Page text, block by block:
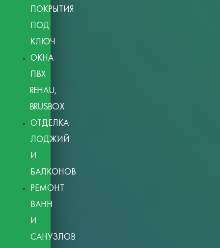
ПОКРЫТИЯ
ПОД
КЛЮЧ
ОКНА
ПВХ
REHAU,
BRUSBOX
ОТДЕЛКА
ЛОДЖИЙ
И
БАЛКОНОВ
РЕМОНТ
ВАНН
И
САНУЗЛОВ